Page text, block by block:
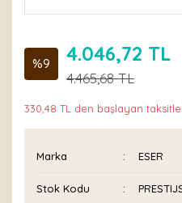
%9 4.046,72 TL
4.465,68 TL
330,48 TL den başlayan
Marka ESER
Stok Kodu